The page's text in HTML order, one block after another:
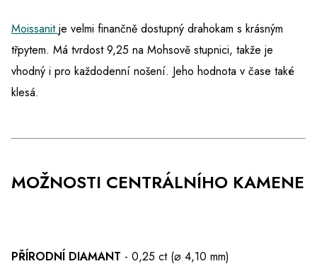
Moissanit je velmi finančně dostupný drahokam s krásným
třpytem. Má tvrdost 9,25 na Mohsově stupnici, takže je
vhodný i pro každodenní nošení. Jeho hodnota v čase také
klesá.
MOŽNOSTI CENTRÁLNÍHO KAMENE
PŘÍRODNÍ DIAMANT - 0,25 ct (⌀ 4,10 mm)